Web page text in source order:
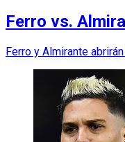
Ferro vs.
Ferro y Almirante